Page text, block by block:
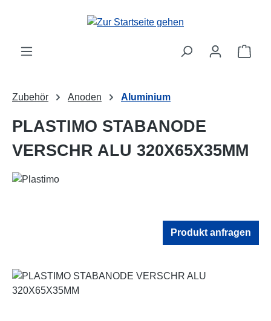
Zum Hauptinhalt springen
Zubehör Anoden Aluminium
PLASTIMO STABANODE
VERSCHR ALU 320X65X35MM
Produkt anfragen
Bildergalerie überspringen